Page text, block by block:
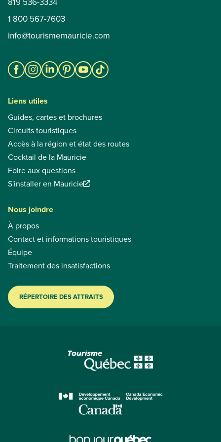
Centres de villégiature
Chalets à louer
Gîtes et auberges
Hôtels et motels
OÙ MANGER Tout sélectionner
Bistros et cafés
Cabanes à sucre
Microbrasseries et bars
Restaurants
1 800 567-7603
info@tourismemauricie.com
Liens utiles
Guides, cartes et brochures
Circuits touristiques
Accès à la région et état des routes
Cocktail de la Mauricie
Foire aux questions
S'installer en Mauricie
Nous joindre
À propos
Contact et informations touristiques
Équipe
Traitement des insatisfactions
RÉPERTOIRE DES ATTRAITS